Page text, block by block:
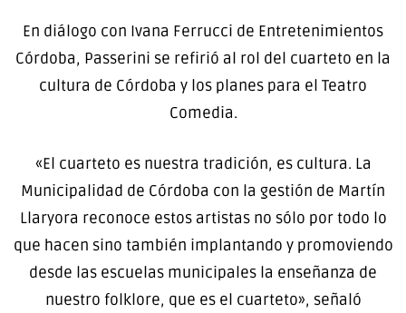
En diálogo con Ivana Ferrucci de Entretenimientos
Córdoba, Passerini se refirió al rol del cuarteto en la
cultura de Córdoba y los planes para el Teatro
Comedia.
«El cuarteto es nuestra tradición, es cultura. La
Municipalidad de Córdoba con la gestión de Martín
Llaryora reconoce estos artistas no sólo por todo lo
que hacen sino también implantando y promoviendo
desde las escuelas municipales la enseñanza de
nuestro folklore, que es el cuarteto», señaló